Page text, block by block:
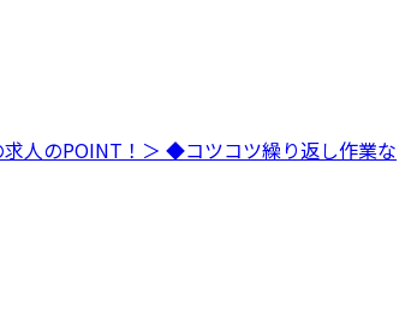
人のPOINT！＞ ◆コツコツ繰り返し作業な